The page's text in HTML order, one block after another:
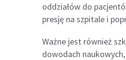
oddziałów do
presję na szpitale i
Ważne jest również
dowodach